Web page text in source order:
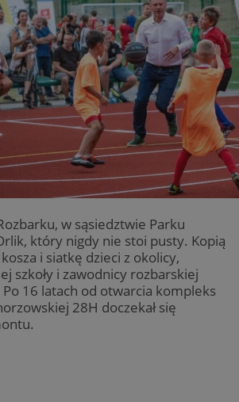
w sąsiedztwie Parku
który nigdy nie stoi pusty. Kopią
i siatkę dzieci z okolicy,
szkoły i zawodnicy rozbarskiej
Po 16 latach od otwarcia kompleks
28H doczekał się